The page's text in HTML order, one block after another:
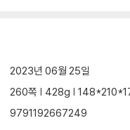
2023년 06월 25일
260쪽 | 428g |
9791192667249